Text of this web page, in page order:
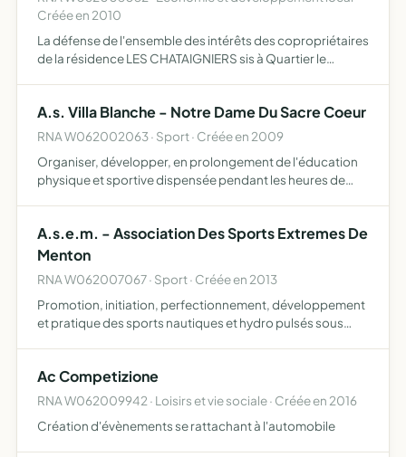
Créée en 2010
La défense de l'ensemble des intérêts des copropriétaires
de la résidence LES CHATAIGNIERS sis à Quartier le
adhérents et nota…
A.s. Villa Blanche - Notre Dame Du Sacre Coeur
RNA W062002063 · Sport · Créée en 2009
Organiser, développer, en prolongement de l'éducation
physique et sportive dispensée pendant les heures de
A.s.e.m. - Association Des Sports Extremes De
Menton
RNA W062007067 · Sport · Créée en 2013
Promotion, initiation, perfectionnement, développement
et pratique des sports nautiques et hydro pulsés sous
Ac Competizione
RNA W062009942 · Loisirs et vie sociale · Créée en 2016
Création d'évènements se rattachant à l'automobile